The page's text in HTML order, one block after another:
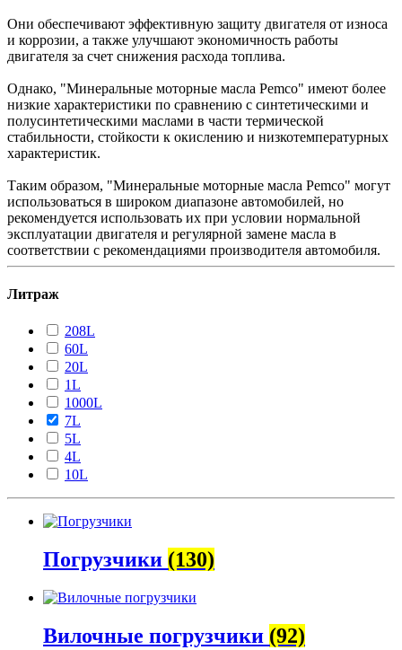
Они обеспечивают эффективную защиту двигателя от износа
и коррозии, а также улучшают экономичность работы
двигателя за счет снижения расхода топлива.
Однако, "Минеральные моторные масла Pemco" имеют более
низкие характеристики по сравнению с синтетическими и
полусинтетическими маслами в части термической
стабильности, стойкости к окислению и низкотемпературных
характеристик.
Таким образом, "Минеральные моторные масла Pemco" могут
использоваться в широком диапазоне автомобилей, но
рекомендуется использовать их при условии нормальной
эксплуатации двигателя и регулярной замене масла в
соответствии с рекомендациями производителя автомобиля.
Литраж
208L
60L
20L
1L
1000L
7L
5L
4L
10L
Погрузчики (130)
Вилочные погрузчики (92)